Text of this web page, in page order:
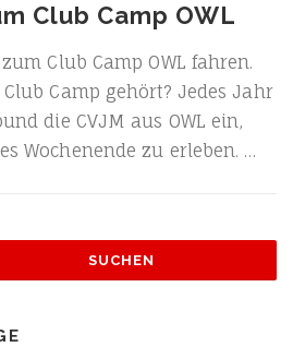
Club Camp OWL
Club Camp OWL fah­ren.
Camp gehört? Jedes Jahr
die CVJM aus OWL ein,
Wochen­en­de zu erleben. …